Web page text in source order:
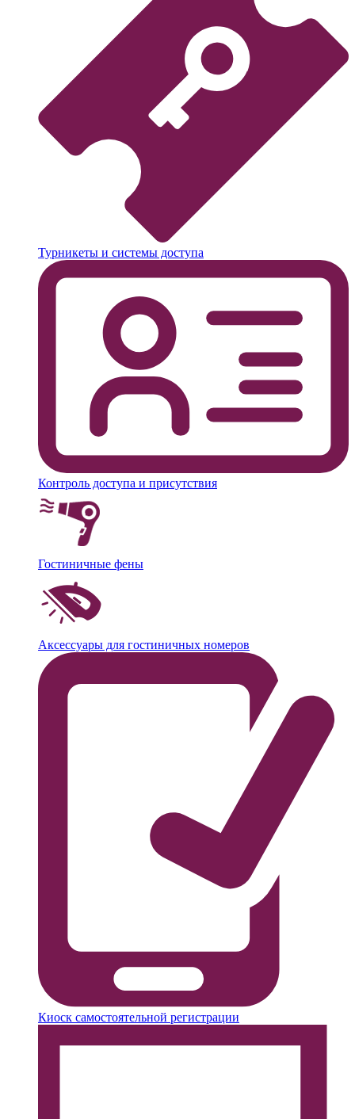
Турникеты и системы доступа
Контроль доступа и присутствия
Гостиничные фены
Аксессуары для гостиничных номеров
Киоск самостоятельной регистрации